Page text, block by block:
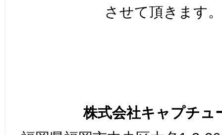
させて頂きます。
株式会社キャプチュ